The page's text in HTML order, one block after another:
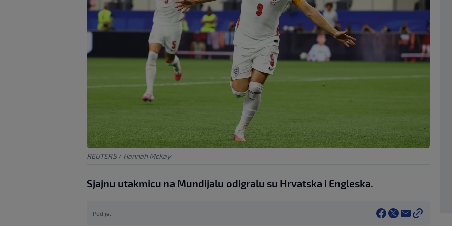
REUTERS / Hannah McKay
Sjajnu utakmicu na Mundijalu odigralu su Hrvatska i Engleska.
Podijeli